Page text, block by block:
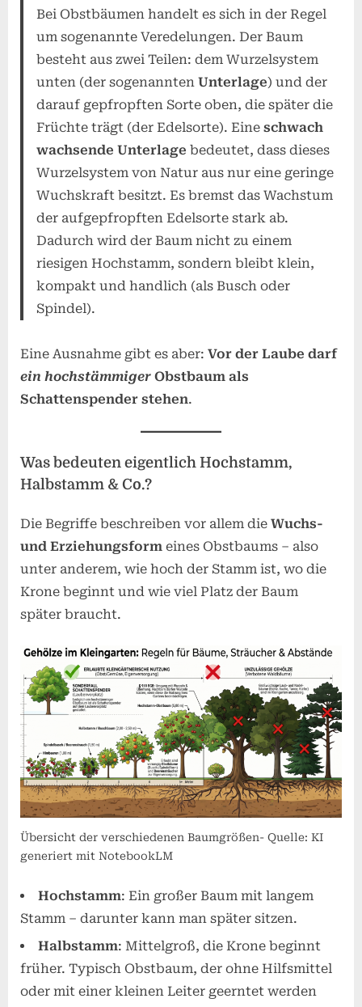
Bei Obstbäumen handelt es sich in der Regel
um sogenannte Veredelungen. Der Baum
besteht aus zwei Teilen: dem Wurzelsystem
unten (der sogenannten Unterlage) und der
darauf gepfropften Sorte oben, die später die
Früchte trägt (der Edelsorte). Eine schwach
wachsende Unterlage bedeutet, dass dieses
Wurzelsystem von Natur aus nur eine geringe
Wuchskraft besitzt. Es bremst das Wachstum
der aufgepfropften Edelsorte stark ab.
Dadurch wird der Baum nicht zu einem
riesigen Hochstamm, sondern bleibt klein,
kompakt und handlich (als Busch oder
Spindel).
Eine Ausnahme gibt es aber: Vor der Laube darf
ein hochstämmiger Obstbaum als
Schattenspender stehen.
Was bedeuten eigentlich Hochstamm,
Halbstamm & Co.?
Die Begriffe beschreiben vor allem die Wuchs-
und Erziehungsform eines Obstbaums – also
unter anderem, wie hoch der Stamm ist, wo die
Krone beginnt und wie viel Platz der Baum
später braucht.
Übersicht der verschiedenen Baumgrößen- Quelle: KI
generiert mit NotebookLM
Hochstamm: Ein großer Baum mit langem
Stamm – darunter kann man später sitzen.
Halbstamm: Mittelgroß, die Krone beginnt
früher. Typisch Obstbaum, der ohne Hilfsmittel
oder mit einer kleinen Leiter geerntet werden